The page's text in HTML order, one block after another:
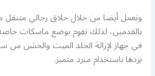
ونعمل أيضا من خلال حلاق رجالي متنقل
بالقدمين، لذلك نقوم بوضع ماسكات
في جهاز لإزالة الجلد الميت والخشن
بردها باستخدام مبرد متميز.